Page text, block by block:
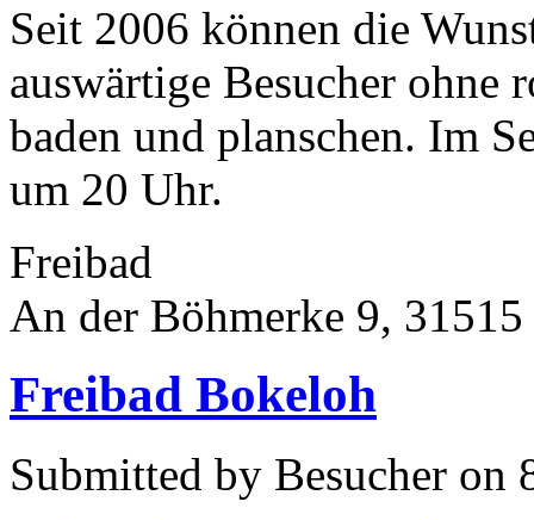
Seit 2006 können die
auswärtige Besucher ohne
baden und planschen. Im
um 20 Uhr.
Freibad
An der Böhmerke 9,
Freibad Bokeloh
Submitted by Besucher on